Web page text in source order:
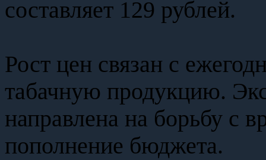
составляет 129 рублей.
Рост цен связан с
табачную продукцию.
направлена на борьбу с
пополнение бюджета.